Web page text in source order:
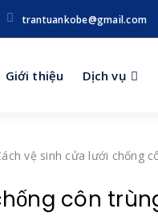
trantuankobe@gmail.com
Giới thiệu Dịch vụ
vệ sinh cửa lưới chống
côn